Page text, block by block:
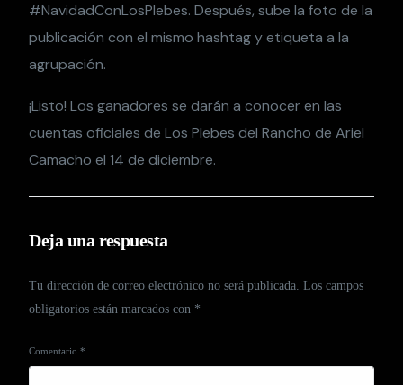
#NavidadConLosPlebes. Después, sube la foto de la
publicación con el mismo hashtag y etiqueta a la
agrupación.
¡Listo! Los ganadores se darán a conocer en las
cuentas oficiales de Los Plebes del Rancho de Ariel
Camacho el 14 de diciembre.
Deja una respuesta
Tu dirección de correo electrónico no será publicada. Los campos
obligatorios están marcados con *
Comentario*